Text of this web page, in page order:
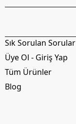
Sık Sorulan Sorular
Üye Ol - Giriş Yap
Tüm Ürünler
Blog